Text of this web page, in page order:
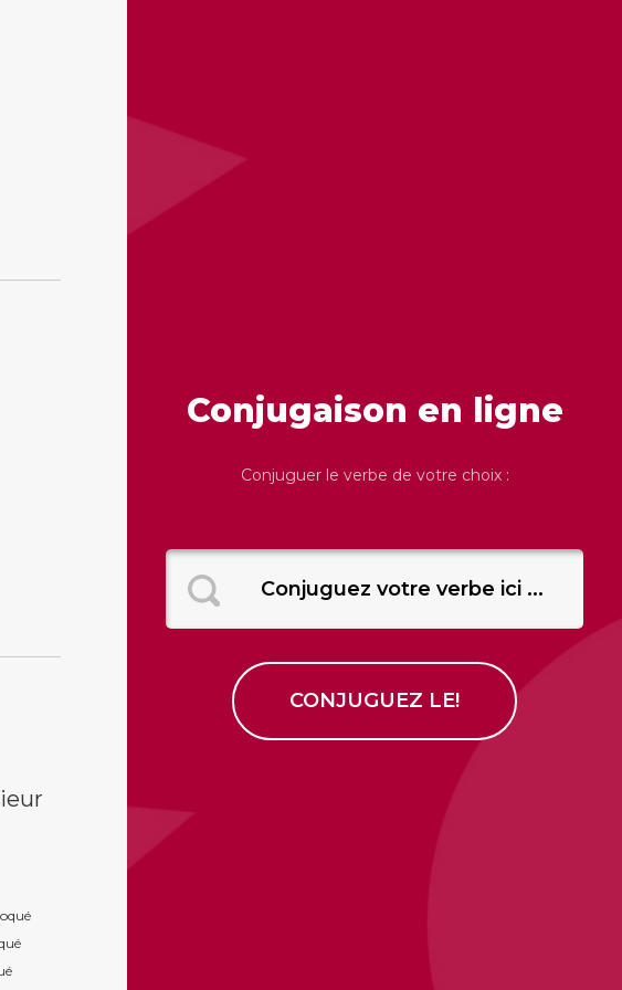
é
é
é
Conjugaison en ligne
Conjuguer le verbe de votre choix :